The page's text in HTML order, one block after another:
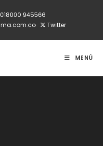
018000 945566
Twitter
MENÚ